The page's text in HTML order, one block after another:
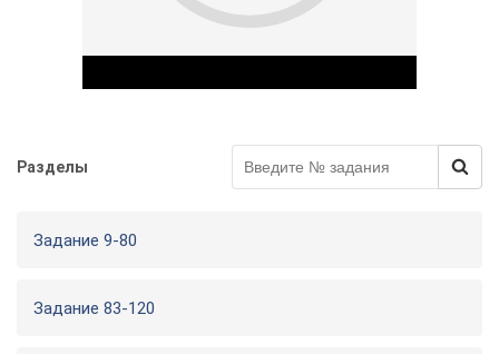
Разделы
Задание 9-80
Задание 83-120